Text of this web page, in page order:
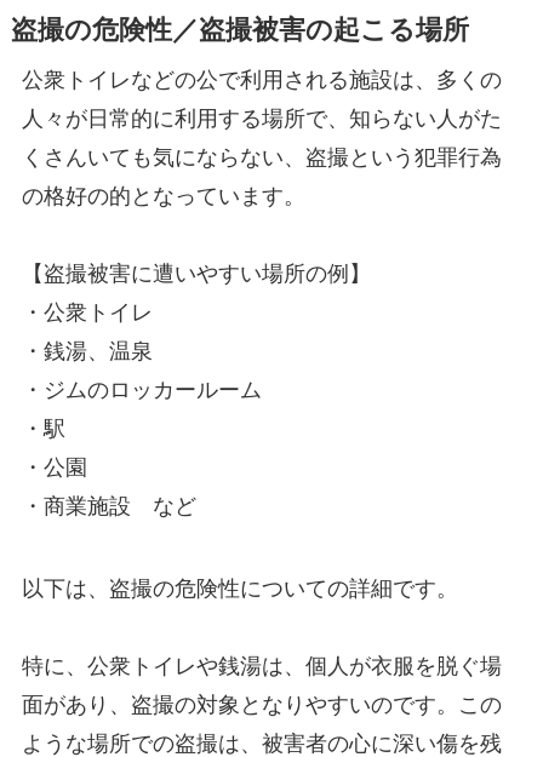
盗撮の危険性／盗撮被害の起こる場所
公衆トイレなどの公で利用される施設は、多くの
人々が日常的に利用する場所で、知らない人がた
くさんいても気にならない、盗撮という犯罪行為
の格好の的となっています。
【盗撮被害に遭いやすい場所の例】
・公衆トイレ
・銭湯、温泉
・ジムのロッカールーム
・駅
・公園
・商業施設 など
以下は、盗撮の危険性についての詳細です。
特に、公衆トイレや銭湯は、個人が衣服を脱ぐ場
面があり、盗撮の対象となりやすいのです。この
ような場所での盗撮は、被害者の心に深い傷を残